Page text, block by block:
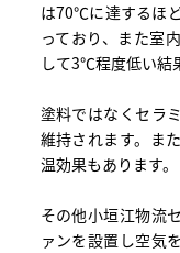
は70℃に達するほ
っており、また室
して3℃程度低い結
塗料ではなくセラ
維持されます。ま
温効果もあります。
その他小垣江物流
ァンを設置し空気